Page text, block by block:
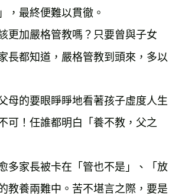
，最終便難以貫徹。
更加嚴格管教嗎？只要曾與子女
長都知道，嚴格管教到頭來，多以
母的要眼睜睜地看著孩子虛度人生
可！任誰都明白「養不教，父之
多家長被卡在「管也不是」、「放
教養兩難中。苦不堪言之際，要是